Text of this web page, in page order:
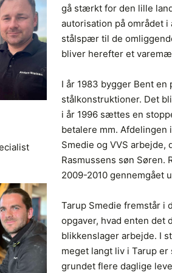
gå stærkt for den lille
autorisation på området i
stålspær til de
bliver herefter et
I år 1983 bygger Bent
stålkonstruktioner. Det
i år 1996 sættes en
betalere mm.
Smedie og VVS arbejde,
Rasmussens søn Søren.
2009-2010 gennemgået
Tarup Smedie fremstår i
opgaver, hvad enten det
blikkenslager arbejde. I
meget langt liv i Tarup
grundet flere daglige